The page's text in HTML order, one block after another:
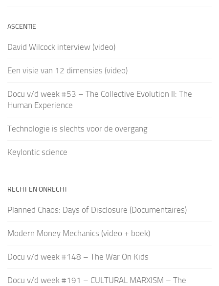
ASCENTIE
David Wilcock interview (video)
Een visie van 12 dimensies (video)
Docu v/d week #53 – The Collective Evolution II: The
Human Experience
Technologie is slechts voor de overgang
Keylontic science
RECHT EN ONRECHT
Planned Chaos: Days of Disclosure (Documentaires)
Modern Money Mechanics (video + boek)
Docu v/d week #148 – The War On Kids
Docu v/d week #191 – CULTURAL MARXISM – The